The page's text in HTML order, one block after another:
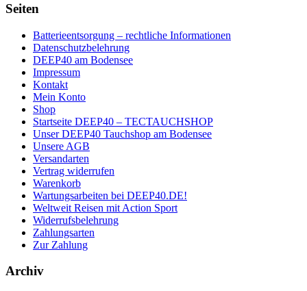
Seiten
Batterieentsorgung – rechtliche Informationen
Datenschutzbelehrung
DEEP40 am Bodensee
Impressum
Kontakt
Mein Konto
Shop
Startseite DEEP40 – TECTAUCHSHOP
Unser DEEP40 Tauchshop am Bodensee
Unsere AGB
Versandarten
Vertrag widerrufen
Warenkorb
Wartungsarbeiten bei DEEP40.DE!
Weltweit Reisen mit Action Sport
Widerrufsbelehrung
Zahlungsarten
Zur Zahlung
Archiv